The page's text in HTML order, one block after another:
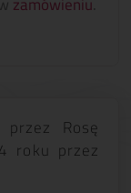
Rosę
roku przez